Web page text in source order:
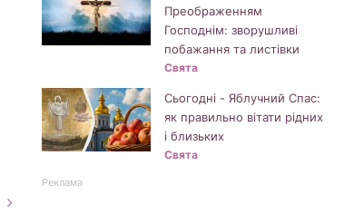
Преображенням
Господнім: зворушливі
побажання та листівки
Свята
Сьогодні - Яблучний Спас:
як правильно вітати рідних
і близьких
Свята
Реклама